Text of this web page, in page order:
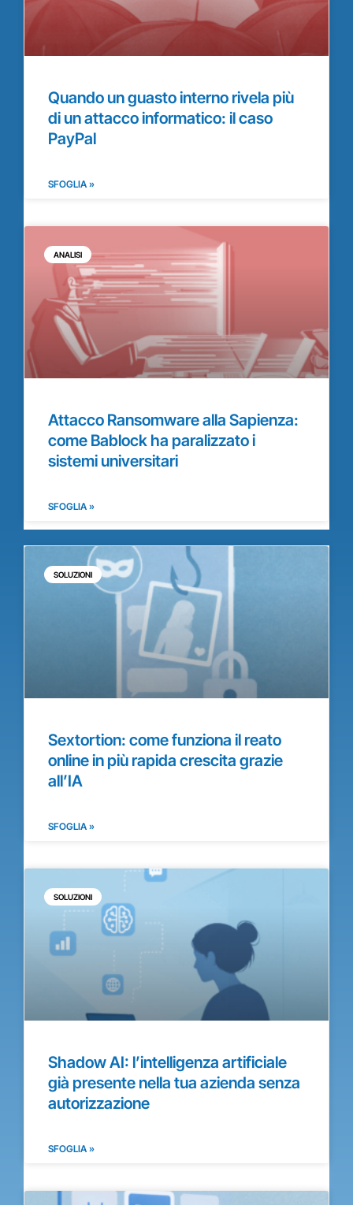
Quando un guasto interno rivela più
di un attacco informatico: il caso
PayPal
SFOGLIA »
ANALISI
Attacco Ransomware alla Sapienza:
come Bablock ha paralizzato i
sistemi universitari
SFOGLIA »
SOLUZIONI
Sextortion: come funziona il reato
online in più rapida crescita grazie
all’IA
SFOGLIA »
SOLUZIONI
Shadow AI: l’intelligenza artificiale
già presente nella tua azienda senza
autorizzazione
SFOGLIA »